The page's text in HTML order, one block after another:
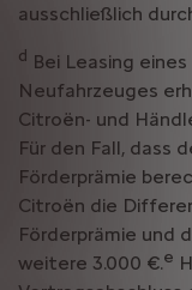
ausschließlich
d Bei Leasing
Neufahrzeuges
Citroën- und
Für den Fall, dass
Förderprämie
Citroën die
Förderprämie und
weitere 3.000 €.e